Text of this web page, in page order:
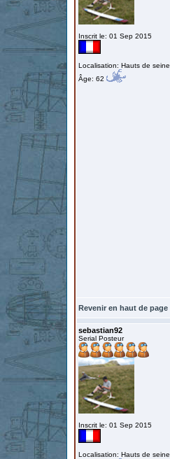
Inscrit le: 01 Sep 2015
Localisation: Hauts de seine
Âge: 62
Revenir en haut de page
sebastian92
Serial Posteur
Inscrit le: 01 Sep 2015
Localisation: Hauts de seine